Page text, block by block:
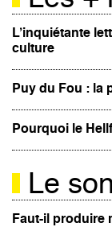
L’inquiétante
culture
Puy du Fou : la
Pourquoi le
Le
Faut-il produire